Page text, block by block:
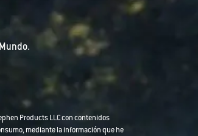
Products LLC con contenidos
mediante la información que he